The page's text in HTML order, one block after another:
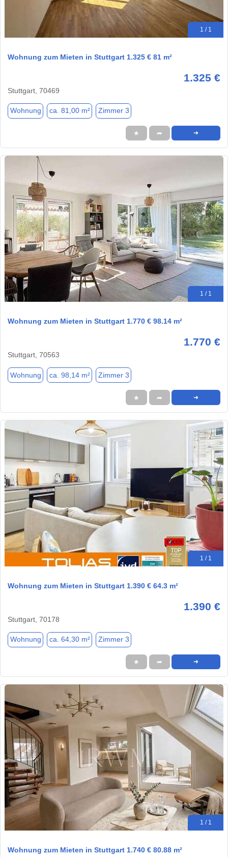
1 / 1
Wohnung zum Mieten in Stuttgart 1.325 € 81 m²
1.325 €
Stuttgart, 70469
Wohnung ca. 81,00 m² Zimmer 3
★ ➦ ➜
1 / 1
Wohnung zum Mieten in Stuttgart 1.770 € 98.14 m²
1.770 €
Stuttgart, 70563
Wohnung ca. 98,14 m² Zimmer 3
★ ➦ ➜
1 / 1
Wohnung zum Mieten in Stuttgart 1.390 € 64.3 m²
1.390 €
Stuttgart, 70178
Wohnung ca. 64,30 m² Zimmer 3
★ ➦ ➜
1 / 1
Wohnung zum Mieten in Stuttgart 1.740 € 80.88 m²